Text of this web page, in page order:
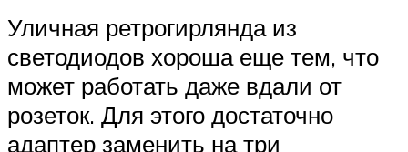
Уличная ретрогирлянда из
светодиодов хороша еще тем, что
может работать даже вдали от
розеток. Для этого достаточно
адаптер заменить на три